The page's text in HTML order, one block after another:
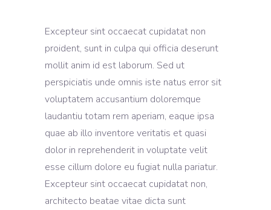
Excepteur sint occaecat cupidatat non
proident, sunt in culpa qui officia deserunt
mollit anim id est laborum. Sed ut
perspiciatis unde omnis iste natus error sit
voluptatem accusantium doloremque
laudantiu totam rem aperiam, eaque ipsa
quae ab illo inventore veritatis et quasi
dolor in reprehenderit in voluptate velit
esse cillum dolore eu fugiat nulla pariatur.
Excepteur sint occaecat cupidatat non,
architecto beatae vitae dicta sunt